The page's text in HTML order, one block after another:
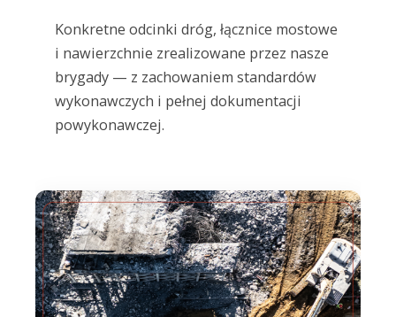
Konkretne odcinki dróg, łącznice mostowe
i nawierzchnie zrealizowane przez nasze
brygady — z zachowaniem standardów
wykonawczych i pełnej dokumentacji
powykonawczej.